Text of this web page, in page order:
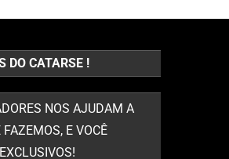
DO CATARSE !
NOS AJUDAM A
E VOCÊ